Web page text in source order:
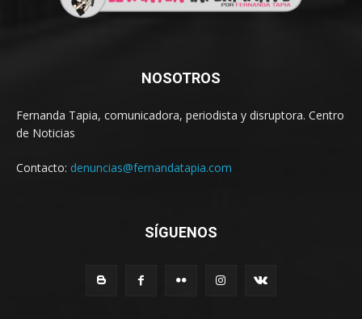
NOSOTROS
Fernanda Tapia, comunicadora, periodista y disruptora. Centro
de Noticias
Contacto: denuncias@fernandatapia.com
SÍGUENOS